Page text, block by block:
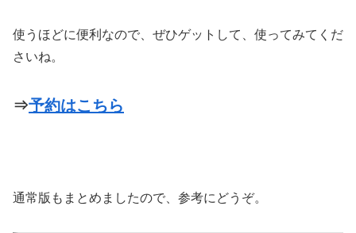
使うほどに便利なので、ぜひゲットして、使ってみてくだ
さいね。
⇒予約はこちら
通常版もまとめましたので、参考にどうぞ。